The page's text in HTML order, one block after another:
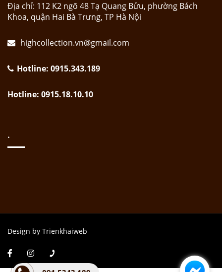
Địa chỉ: 112 K2 ngõ 48 Tạ Quang Bửu, phường Bách
Khoa, quận Hai Bà Trưng, TP Hà Nội
highcollection.vn@gmail.com
Hotline: 0915.343.189
Hotline: 0915.18.10.10
.
Design by Trienkhaiweb